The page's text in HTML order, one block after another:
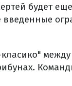
будет
введенные